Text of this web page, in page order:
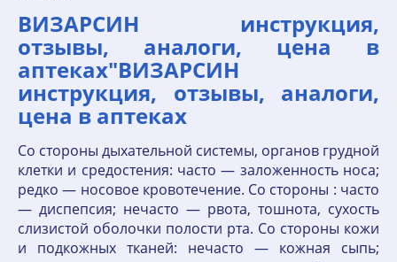
ВИЗАРСИН инструкция,
отзывы, аналоги, цена в
аптеках"ВИЗАРСИН
инструкция, отзывы, аналоги,
цена в аптеках
Со стороны дыхательной системы, органов грудной
клетки и средостения: часто — заложенность носа;
редко — носовое кровотечение. Со стороны : часто
— диспепсия; нечасто — рвота, тошнота, сухость
слизистой оболочки полости рта. Со стороны кожи
и подкожных тканей: нечасто — кожная сыпь;